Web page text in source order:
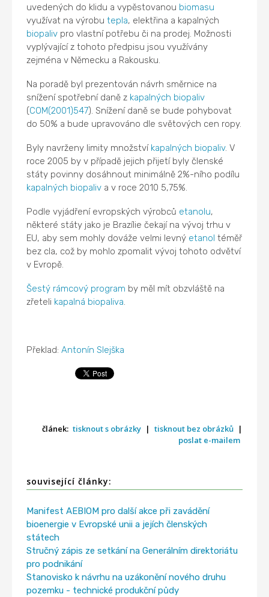
uvedených do klidu a vypěstovanou biomasu
využívat na výrobutepla, elektřina a kapalných
biopaliv pro vlastní potřebu či na prodej. Možnosti
vyplývající z tohoto předpisu jsou využívány
zejména v Německu a Rakousku.
Na poradě byl prezentován návrh směrnice na
snížení spotřební daně z kapalných biopaliv
(COM(2001)547). Snížení daně se bude pohybovat
do 50% a bude upravováno dle světových cen ropy.
Byly navrženy limity množství kapalných biopaliv. V
roce 2005 by v případě jejich přijetí byly členské
státy povinny dosáhnout minimálně 2%-ního podílu
kapalných biopaliv a v roce 2010 5,75%.
Podle vyjádření evropských výrobců etanolu,
některé státy jako je Brazílie čekají na vývoj trhu v
EU, aby sem mohly dováže velmi levný etanol téměř
bez cla, což by mohlo zpomalit vývoj tohoto odvětví
v Evropě.
Šestý rámcový program by měl mít obzvláště na
zřeteli kapalná biopaliva.
Překlad:Antonín Slejška
článek: tisknout s obrázky | tisknout bez obrázků |
poslat e-mailem
související články:
Manifest AEBIOM pro další akce při zavádění
bioenergie v Evropské unii a jejích členských
státech
Stručný zápis ze setkání na Generálním direktoriátu
pro podnikání
Stanovisko k návrhu na uzákonění nového druhu
pozemku - technické produkční půdy